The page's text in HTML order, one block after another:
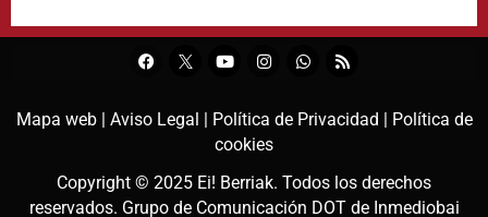
Mapa web | Aviso Legal | Política de Privacidad | Política de
cookies
Copyright © 2025 Ei! Berriak. Todos los derechos
reservados. Grupo de Comunicación DOT de Inmediobai